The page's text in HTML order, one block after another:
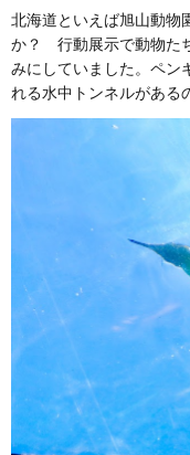
北海道といえば旭山動
か？ 行動展示で動物た
みにしていました。ペン
れる水中トンネルがある